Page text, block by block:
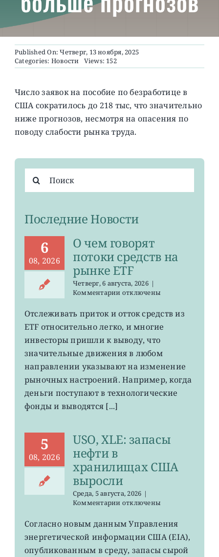
О ПРОЕКТЕ
Published On: Четверг, 13 ноября, 2025
Categories: Новости Views: 152
Число заявок на пособие по безработице в
США сократилось до 218 тыс, что значительно
ниже прогнозов, несмотря на опасения по
поводу слабости рынка труда.
поиска:
Последние Новости
6
08, 2026
О чем говорят
потоки средств на
рынке ETF
Четверг, 6 августа, 2026 |
Комментариик
О
говорят
потоки
средств
на
рынке
ETF
отключены
Отслеживать приток и отток средств из
ETF относительно легко, и многие
инвесторы пришли к выводу, что
значительные движения в любом
направлении указывают на изменение
рыночных настроений. Например, когда
деньги поступают в технологические
фонды и выводятся [...]
5
08, 2026
USO, XLE: запасы
нефти в
хранилищах США
выросли
Среда, 5 августа, 2026 |
Комментариик
USO,
запасы
нефти
отключены
Согласно новым данным Управления
энергетической информации США (EIA),
опубликованным в среду, запасы сырой